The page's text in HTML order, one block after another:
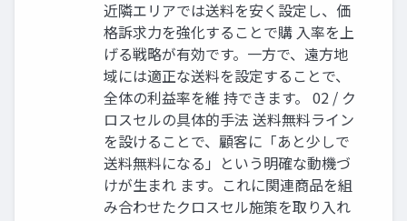
近隣エリアでは送料を安く設定し、価
格訴求力を強化することで購 入率を上
げる戦略が有効です。一方で、遠方地
域には適正な送料を設定することで、
全体の利益率を維 持できます。 02 / ク
ロスセルの具体的手法 送料無料ライン
を設けることで、顧客に「あと少しで
送料無料になる」という明確な動機づ
けが生まれ ます。これに関連商品を組
み合わせたクロスセル施策を取り入れ